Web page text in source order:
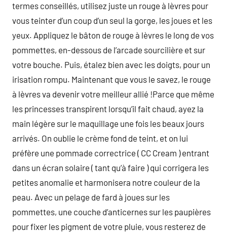
termes conseillés, utilisez juste un rouge à lèvres pour
vous teinter d’un coup d’un seul la gorge, les joues et les
yeux. Appliquez le bâton de rouge à lèvres le long de vos
pommettes, en-dessous de l’arcade sourcilière et sur
votre bouche. Puis, étalez bien avec les doigts, pour un
irisation rompu. Maintenant que vous le savez, le rouge
à lèvres va devenir votre meilleur allié !Parce que même
les princesses transpirent lorsqu’il fait chaud, ayez la
main légère sur le maquillage une fois les beaux jours
arrivés. On oublie le crème fond de teint, et on lui
préfère une pommade correctrice ( CC Cream ) entrant
dans un écran solaire ( tant qu’à faire ) qui corrigera les
petites anomalie et harmonisera notre couleur de la
peau. Avec un pelage de fard à joues sur les
pommettes, une couche d’anticernes sur les paupières
pour fixer les pigment de votre pluie, vous resterez de